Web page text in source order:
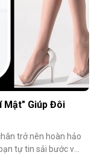
Mật" Giúp Đôi
trở nên hoàn hảo
tự tin sải bước với